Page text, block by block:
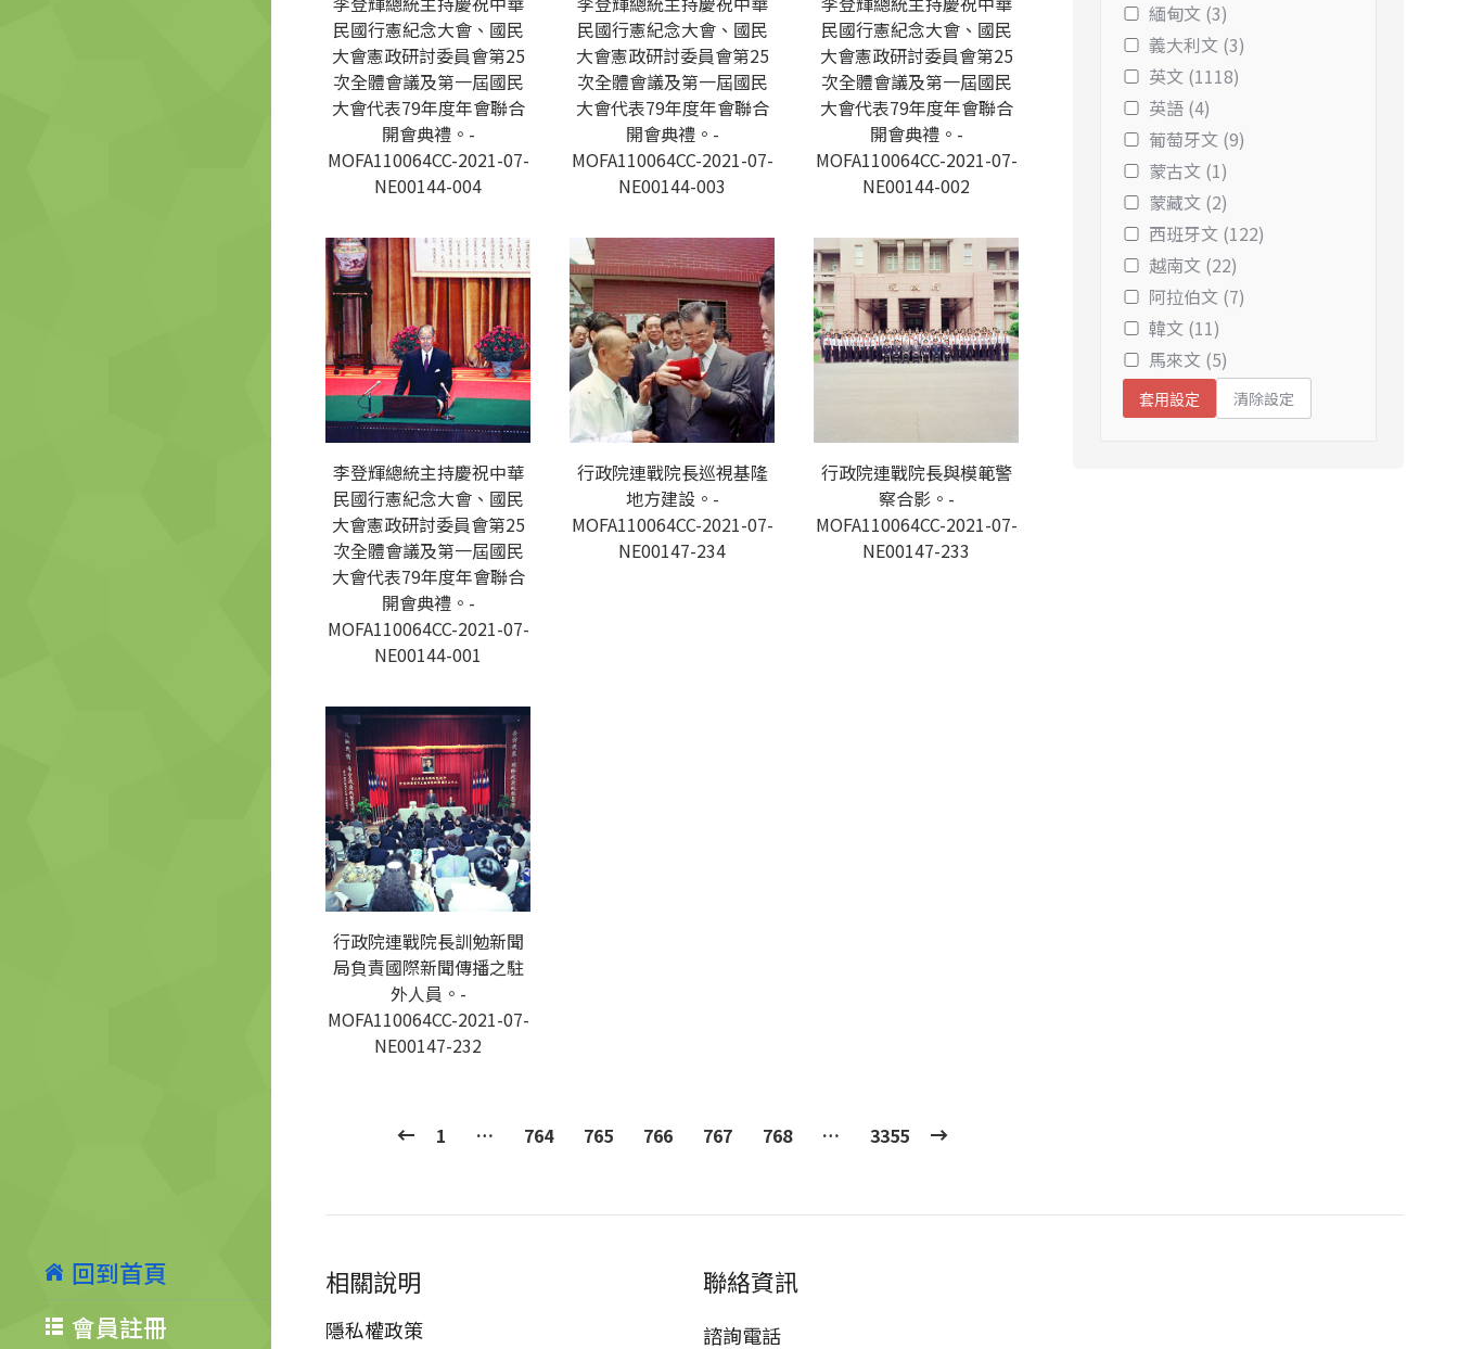
回到首頁
會員註冊
民國行憲紀念大會、國民
大會憲政研討委員會第25
次全體會議及第一屆國民
大會代表79年度年會聯合
開會典禮。-
MOFA110064CC-2021-07-
NE00144-004
民國行憲紀念大會、國民
大會憲政研討委員會第25
次全體會議及第一屆國民
大會代表79年度年會聯合
開會典禮。-
MOFA110064CC-2021-07-
NE00144-003
民國行憲紀念大會、國民
大會憲政研討委員會第25
次全體會議及第一屆國民
大會代表79年度年會聯合
開會典禮。-
MOFA110064CC-2021-07-
NE00144-002
李登輝總統主持慶祝中華
民國行憲紀念大會、國民
大會憲政研討委員會第25
次全體會議及第一屆國民
大會代表79年度年會聯合
開會典禮。-
MOFA110064CC-2021-07-
NE00144-001
行政院連戰院長巡視基隆
地方建設。-
MOFA110064CC-2021-07-
NE00147-234
行政院連戰院長與模範警
察合影。-
MOFA110064CC-2021-07-
NE00147-233
行政院連戰院長訓勉新聞
局負責國際新聞傳播之駐
外人員。-
MOFA110064CC-2021-07-
NE00147-232
1 … 764 765 766 767 768 … 3355
緬甸文 (3)
義大利文 (3)
英文 (1118)
英語 (4)
葡萄牙文 (9)
蒙古文 (1)
蒙藏文 (2)
西班牙文 (122)
越南文 (22)
阿拉伯文 (7)
韓文 (11)
馬來文 (5)
套用設定 清除設定
相關說明
隱私權政策
聯絡資訊
諮詢電話